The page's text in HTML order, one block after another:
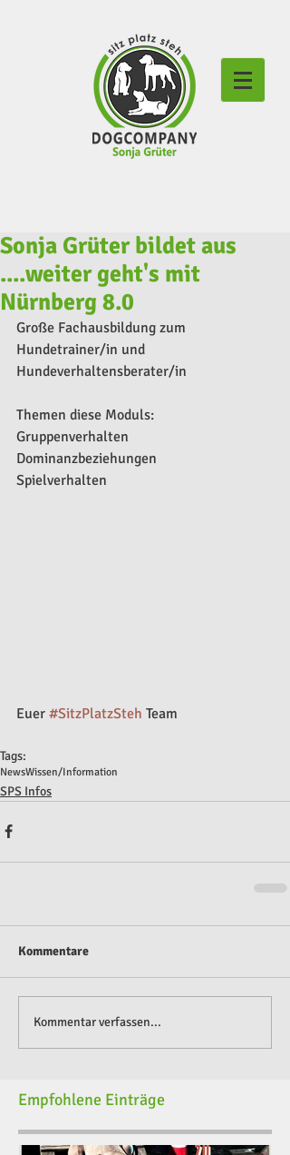
Sonja Grüter bildet aus
....weiter geht's mit
Nürnberg 8.0
Große Fachausbildung zum
Hundetrainer/in und
Hundeverhaltensberater/in
Themen diese Moduls:
Gruppenverhalten
Dominanzbeziehungen
Spielverhalten
Euer #SitzPlatzSteh Team
Tags:
NewsWissen/Information
SPS Infos
Kommentare
Kommentar verfassen...
Empfohlene Einträge